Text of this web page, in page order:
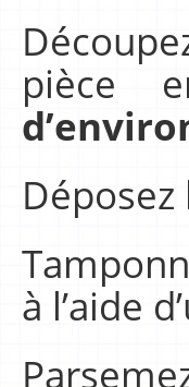
pièce
à l’aide